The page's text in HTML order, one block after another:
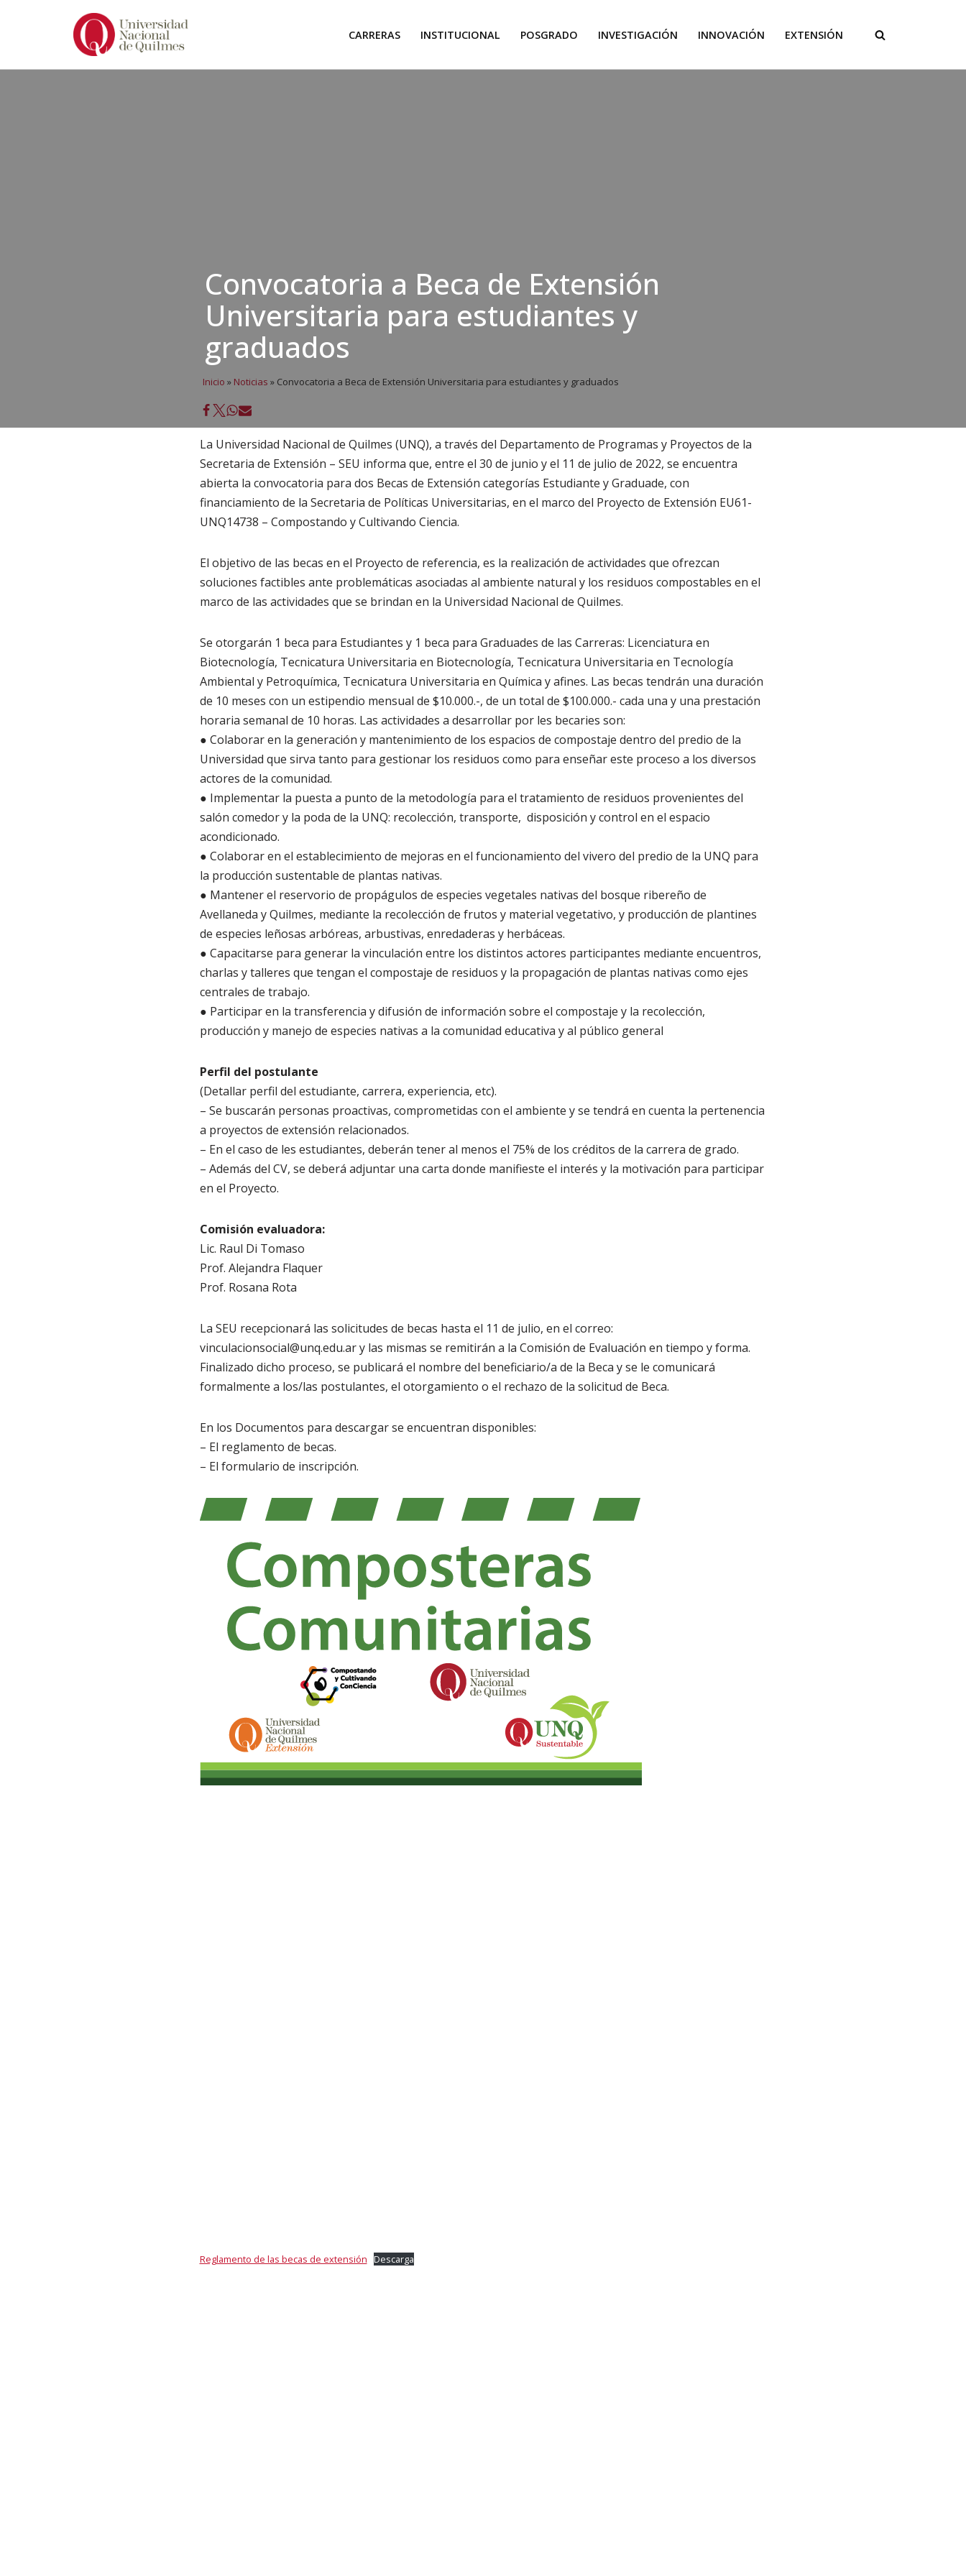
CARRERAS INSTITUCIONAL POSGRADO INVESTIGACIÓN INNOVACIÓN EXTENSIÓN
Convocatoria a Beca de Extensión
Universitaria para estudiantes y
graduados
Inicio » Noticias » Convocatoria a Beca de Extensión Universitaria para estudiantes y graduados
La Universidad Nacional de Quilmes (UNQ), a través del Departamento de Programas y Proyectos de la
Secretaria de Extensión – SEU informa que, entre el 30 de junio y el 11 de julio de 2022, se encuentra
abierta la convocatoria para dos Becas de Extensión categorías Estudiante y Graduade, con
financiamiento de la Secretaria de Políticas Universitarias, en el marco del Proyecto de Extensión EU61-
UNQ14738 – Compostando y Cultivando Ciencia.
El objetivo de las becas en el Proyecto de referencia, es la realización de actividades que ofrezcan
soluciones factibles ante problemáticas asociadas al ambiente natural y los residuos compostables en el
marco de las actividades que se brindan en la Universidad Nacional de Quilmes.
Se otorgarán 1 beca para Estudiantes y 1 beca para Graduades de las Carreras: Licenciatura en
Biotecnología, Tecnicatura Universitaria en Biotecnología, Tecnicatura Universitaria en Tecnología
Ambiental y Petroquímica, Tecnicatura Universitaria en Química y afines. Las becas tendrán una duración
de 10 meses con un estipendio mensual de $10.000.-, de un total de $100.000.- cada una y una prestación
horaria semanal de 10 horas. Las actividades a desarrollar por les becaries son:
● Colaborar en la generación y mantenimiento de los espacios de compostaje dentro del predio de la
Universidad que sirva tanto para gestionar los residuos como para enseñar este proceso a los diversos
actores de la comunidad.
● Implementar la puesta a punto de la metodología para el tratamiento de residuos provenientes del
salón comedor y la poda de la UNQ: recolección, transporte, disposición y control en el espacio
acondicionado.
● Colaborar en el establecimiento de mejoras en el funcionamiento del vivero del predio de la UNQ para
la producción sustentable de plantas nativas.
● Mantener el reservorio de propágulos de especies vegetales nativas del bosque ribereño de
Avellaneda y Quilmes, mediante la recolección de frutos y material vegetativo, y producción de plantines
de especies leñosas arbóreas, arbustivas, enredaderas y herbáceas.
● Capacitarse para generar la vinculación entre los distintos actores participantes mediante encuentros,
charlas y talleres que tengan el compostaje de residuos y la propagación de plantas nativas como ejes
centrales de trabajo.
● Participar en la transferencia y difusión de información sobre el compostaje y la recolección,
producción y manejo de especies nativas a la comunidad educativa y al público general
Perfil del postulante
(Detallar perfil del estudiante, carrera, experiencia, etc).
– Se buscarán personas proactivas, comprometidas con el ambiente y se tendrá en cuenta la pertenencia
a proyectos de extensión relacionados.
– En el caso de les estudiantes, deberán tener al menos el 75% de los créditos de la carrera de grado.
– Además del CV, se deberá adjuntar una carta donde manifieste el interés y la motivación para participar
en el Proyecto.
Comisión evaluadora:
Lic. Raul Di Tomaso
Prof. Alejandra Flaquer
Prof. Rosana Rota
La SEU recepcionará las solicitudes de becas hasta el 11 de julio, en el correo:
vinculacionsocial@unq.edu.ar y las mismas se remitirán a la Comisión de Evaluación en tiempo y forma.
Finalizado dicho proceso, se publicará el nombre del beneficiario/a de la Beca y se le comunicará
formalmente a los/las postulantes, el otorgamiento o el rechazo de la solicitud de Beca.
En los Documentos para descargar se encuentran disponibles:
– El reglamento de becas.
– El formulario de inscripción.
Reglamento de las becas de extensión Descarga